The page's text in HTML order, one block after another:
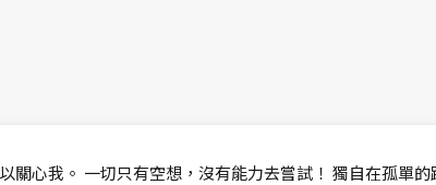
關心我。 一切只有空想，沒有能力去嘗試！ 獨自在孤單